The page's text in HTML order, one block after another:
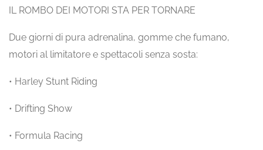
IL ROMBO DEI MOTORI STA PER TORNARE
Due giorni di pura adrenalina, gomme che fumano,
motori al limitatore e spettacoli senza sosta:
• Harley Stunt Riding
• Drifting Show
• Formula Racing